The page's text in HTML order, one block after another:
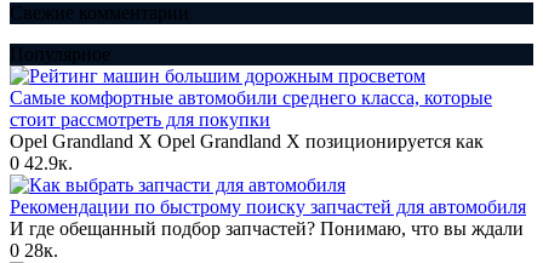
Свежие комментарии
Популярное
Самые комфортные автомобили среднего класса, которые
стоит рассмотреть для покупки
Opel Grandland X Opel Grandland X позиционируется как
0 42.9к.
Рекомендации по быстрому поиску запчастей для автомобиля
И где обещанный подбор запчастей? Понимаю, что вы ждали
0 28к.